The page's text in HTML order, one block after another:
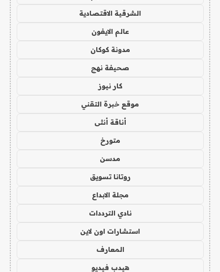
الشرقية الاقتصادية
عالم الايفون
مدونة كوكان
صحيفة نهج
كار نيوز
موقع خبرة التقني
أناقة أنثى
متورخ
مدسن
روتانا تسويق
مجلة الابداع
نادي الترددات
استشارات اون لاين
المعارف
هيدب فيديو